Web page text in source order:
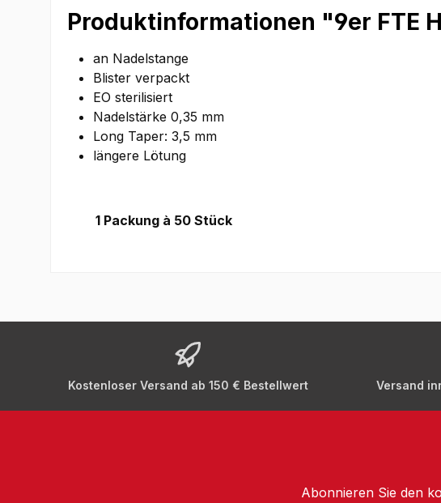
Produktinformationen "9er FTE
an Nadelstange
Blister verpackt
EO sterilisiert
Nadelstärke 0,35 mm
Long Taper: 3,5 mm
längere Lötung
1 Packung à 50 Stück
Kostenloser Versand ab 150 € Bestellwert Versand
Abonnieren Sie den